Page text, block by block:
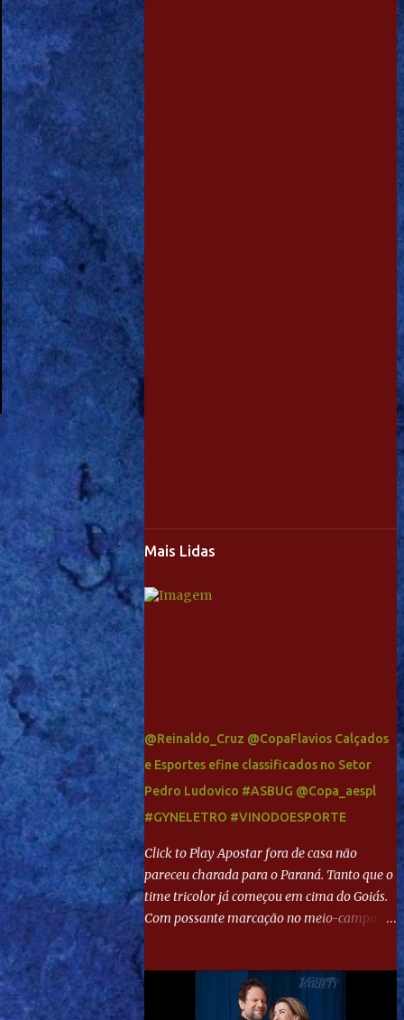
Mais Lidas
@Reinaldo_Cruz @CopaFlavios Calçados
e Esportes efine classificados no Setor
Pedro Ludovico #ASBUG @Copa_aespl
#GYNELETRO #VINODOESPORTE
Click to Play Apostar fora de casa não
pareceu charada para o Paraná. Tanto que o
time tricolor já começou em cima do Goiás.
Com possante marcação no meio-campo e
direita, invadiu a área e bateu cruzado no
canto, sem chance para Harlei. Tal qual o